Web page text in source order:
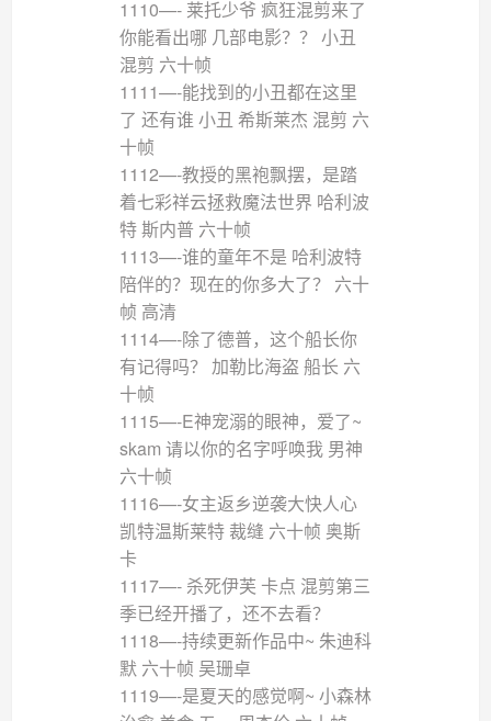
1110—- 莱托少爷 疯狂混剪来了
你能看出哪 几部电影？？ 小丑
混剪 六十帧
1111—-能找到的小丑都在这里
了 还有谁 小丑 希斯莱杰 混剪 六
十帧
1112—-教授的黑袍飘摆，是踏
着七彩祥云拯救魔法世界 哈利波
特 斯内普 六十帧
1113—-谁的童年不是 哈利波特
陪伴的？现在的你多大了？ 六十
帧 高清
1114—-除了德普，这个船长你
有记得吗？ 加勒比海盗 船长 六
十帧
1115—-E神宠溺的眼神，爱了~
skam 请以你的名字呼唤我 男神
六十帧
1116—-女主返乡逆袭大快人心
凯特温斯莱特 裁缝 六十帧 奥斯
卡
1117—- 杀死伊芙 卡点 混剪第三
季已经开播了，还不去看？
1118—-持续更新作品中~ 朱迪科
默 六十帧 吴珊卓
1119—-是夏天的感觉啊~ 小森林